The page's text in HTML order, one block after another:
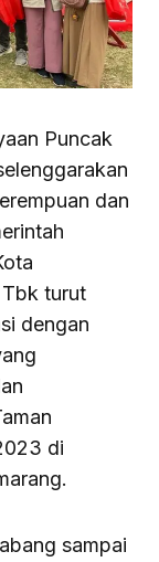
Puncak
dan
turut
dengan
di
sampai